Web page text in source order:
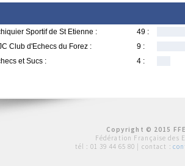
Sportif de St Etienne :
49 :
Club d'Echecs du Forez :
9 :
et Sucs :
4 :
Copyright © 2015
Fédération Française des
tél : 01 39 44 65 80 | contact :